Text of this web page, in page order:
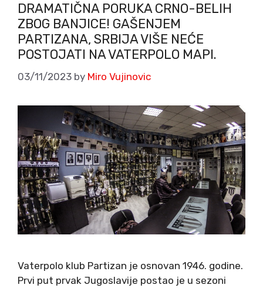
DRAMATIČNA PORUKA CRNO-BELIH
ZBOG BANJICE! GAŠENJEM
PARTIZANA, SRBIJA VIŠE NEĆE
POSTOJATI NA VATERPOLO MAPI.
03/11/2023 by Miro Vujinovic
Vaterpolo klub Partizan je osnovan 1946. godine.
Prvi put prvak Jugoslavije postao je u sezoni